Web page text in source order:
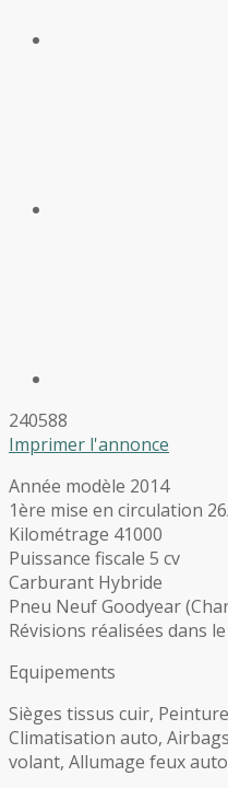
240588
Imprimer l'annonce
Année modèle 2014
1ère mise en circulation
Kilométrage 41000
Puissance fiscale 5 cv
Carburant Hybride
Pneu Neuf Goodyear
Révisions réalisées dans
Equipements
Sièges tissus cuir,
Climatisation auto,
volant, Allumage feux